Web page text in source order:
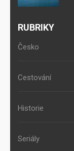
RUBRIKY
Česko
Cestování
Historie
Seriály